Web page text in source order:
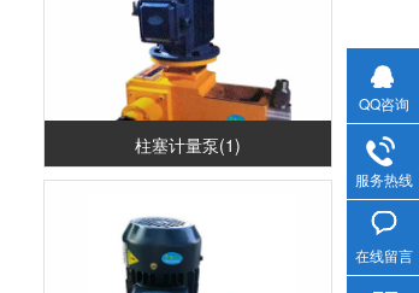
柱塞计量泵(1)
QQ咨询
服务热线
在线留言